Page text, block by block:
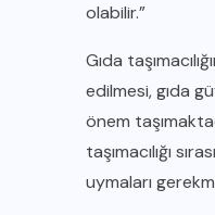
olabilir.”
Gıda
edilmesi, gıda
önem
taşımacılığı
uymaları